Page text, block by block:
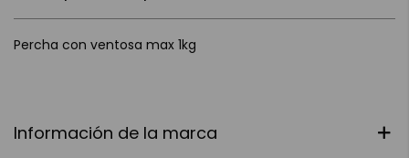
Percha con ventosa max 1kg
Información de la marca